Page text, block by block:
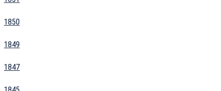
1850
1849
1847